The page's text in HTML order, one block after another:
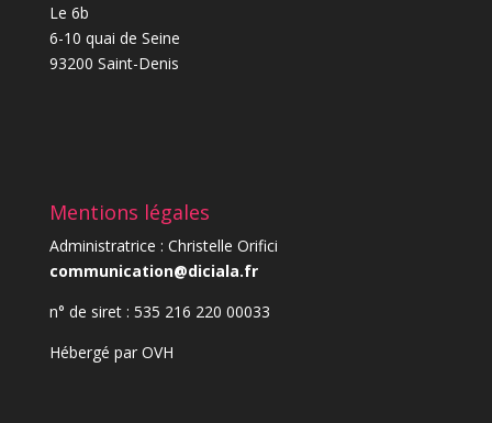
Le 6b
6-10 quai de Seine
93200 Saint-Denis
Mentions légales
Administratrice : Christelle Orifici
communication@diciala.fr
n° de siret : 535 216 220 00033
Hébergé par OVH